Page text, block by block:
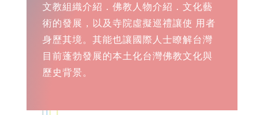
文教組織介紹．佛教人物介紹．文化藝
術的發展，以及寺院虛擬巡禮讓使 用者
身歷其境。其能也讓國際人士瞭解台灣
目前蓬勃發展的本土化台灣佛教文化與
歷史背景。